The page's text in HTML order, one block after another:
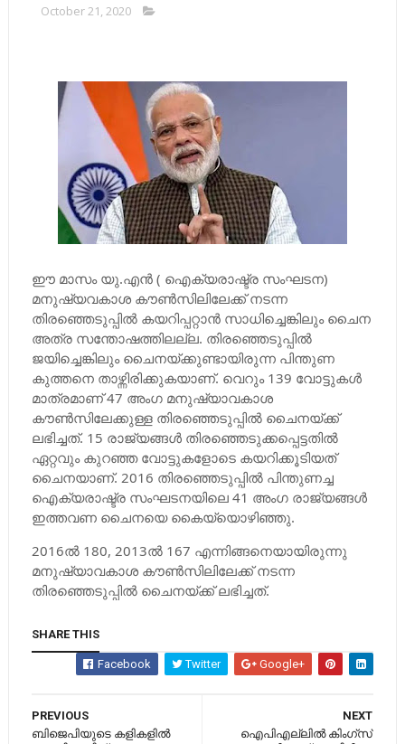
October 21, 2020
ഈ മാസം യു.എന്‍ ( ഐക്യരാഷ്ട്ര സംഘടന)
മനുഷ്യവകാശ കൗണ്‍സിലിലേക്ക് നടന്ന
തിരഞ്ഞെടുപ്പില്‍ കയറിപ്പറ്റാന്‍ സാധിച്ചെങ്കിലും ചൈന
അത്ര സന്തോഷത്തിലല്ല. തിരഞ്ഞെടുപ്പില്‍
ജയിച്ചെങ്കിലും ചൈനയ്ക്കുണ്ടായിരുന്ന പിന്തുണ
കുത്തനെ താഴ്ന്നിരിക്കുകയാണ്. വെറും 139 വോട്ടുകള്‍
മാത്രമാണ് 47 അംഗ മനുഷ്യാവകാശ
കൗണ്‍സിലേക്കുള്ള തിരഞ്ഞെടുപ്പില്‍ ചൈനയ്ക്ക്
ലഭിച്ചത്. 15 രാജ്യങ്ങള്‍ തിരഞ്ഞെടുക്കപ്പെട്ടതില്‍
ഏറ്റവും കുറഞ്ഞ വോട്ടുകളോടെ കയറിക്കൂടിയത്
ചൈനയാണ്. 2016 തിരഞ്ഞെടുപ്പില്‍ പിന്തുണച്ച
ഐക്യരാഷ്ട്ര സംഘടനയിലെ 41 അംഗ രാജ്യങ്ങള്‍
ഇത്തവണ ചൈനയെ കൈയ്യൊഴിഞ്ഞു.
2016ല്‍ 180, 2013ല്‍ 167 എന്നിങ്ങനെയായിരുന്നു
മനുഷ്യാവകാശ കൗണ്‍സിലിലേക്ക് നടന്ന
തിരഞ്ഞെടുപ്പില്‍ ചൈനയ്ക്ക് ലഭിച്ചത്.
SHARE THIS
Facebook Twitter Google+
NEXT
ഐപിഎല്ലില്‍ കിംഗ്‌സ്
PREVIOUS
ബിജെപിയുടെ കളികളില്‍